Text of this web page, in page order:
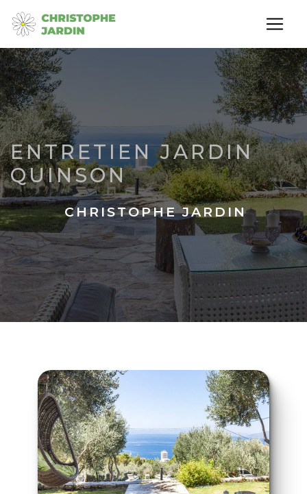
ENTRETIEN JARDIN
QUINSON
CHRISTOPHE JARDIN